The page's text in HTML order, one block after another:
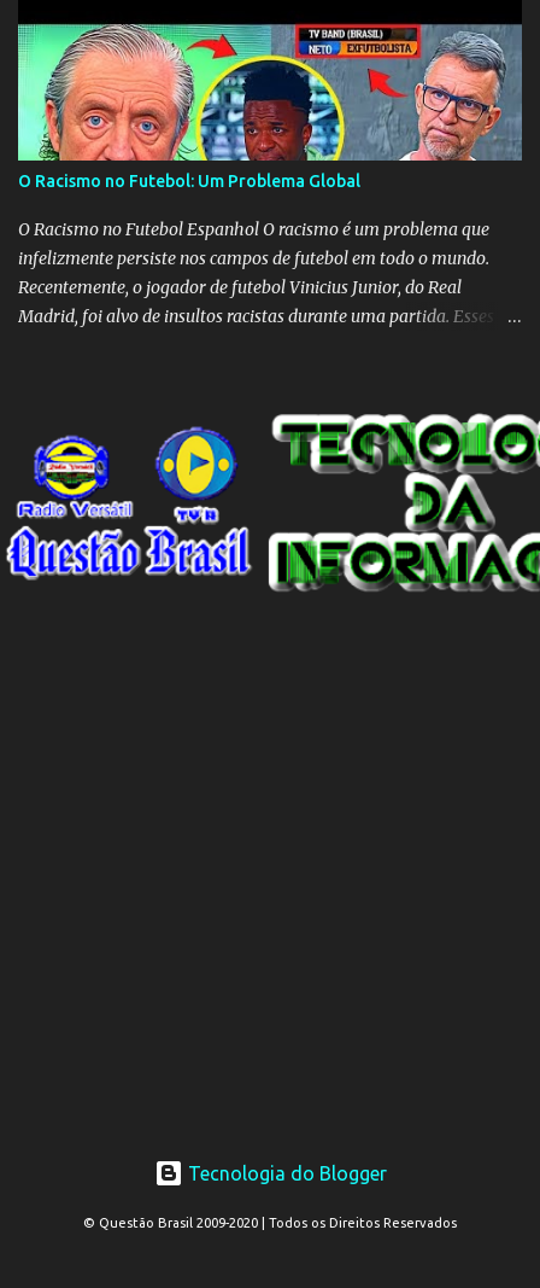
O Racismo no Futebol: Um Problema Global
O Racismo no Futebol Espanhol O racismo é um problema que
infelizmente persiste nos campos de futebol em todo o mundo.
Recentemente, o jogador de futebol Vinicius Junior, do Real
Madrid, foi alvo de insultos racistas durante uma partida. Esses
futebol brasileiros foram convidados a comentar sobre o incidente
envolvendo Vinicius Junior. Eles afirmaram que embora o racismo
seja um problema global, é importante reconhecer que a Espanha
não é um país racista em si. No entanto, existem indivíduos racistas
em todas as partes do mundo, incluindo a Espanha. É essencial
separar o comportamento desses indivíduos racistas da sociedade
Tecnologia do Blogger
© Questão Brasil 2009-2020 | Todos os Direitos Reservados